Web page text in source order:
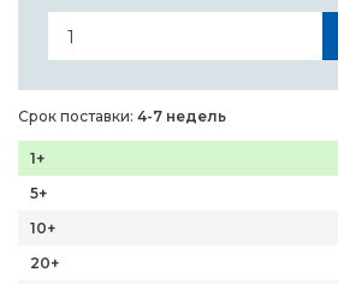
Срок поставки: 4-7 недель
1+
5+
10+
20+